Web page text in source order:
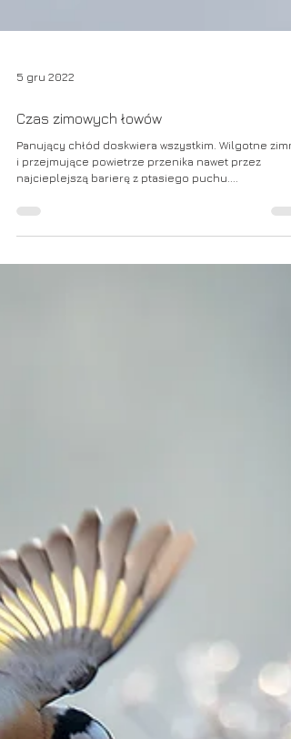
5 gru 2022
Czas zimowych łowów
i przejmujące powietrze przenika nawet przez